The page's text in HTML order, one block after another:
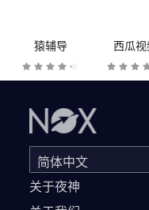
猿辅导 西瓜视
关于夜神